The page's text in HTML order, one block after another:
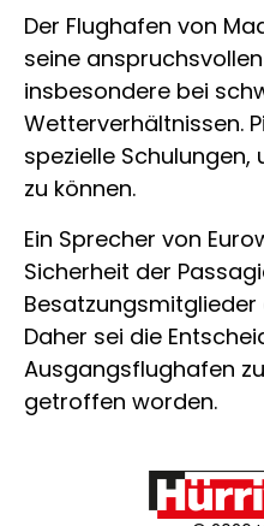
Der Flughafen von
seine
insbesondere bei
Wetterverhältnissen.
spezielle
zu können.
Ein Sprecher von
Sicherheit der
Daher sei die
Ausgangsflughafen
getroffen worden.